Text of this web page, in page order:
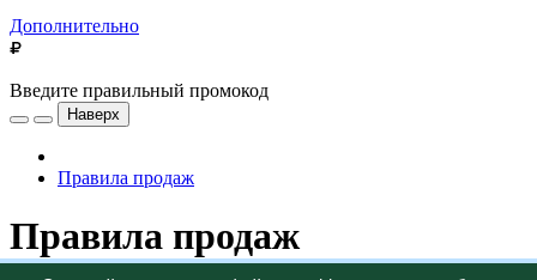
Дополнительно
Введите правильный промокод
Наверх
Правила продаж
Правила продаж